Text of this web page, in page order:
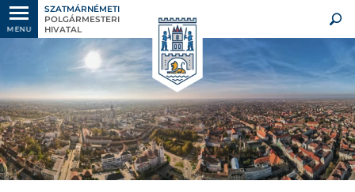
MENU
SZATMÁRNÉMETI
POLGÁRMESTERI
HIVATAL